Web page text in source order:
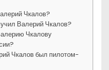
Чкалов?
Валерий Чкалов?
Чкалову
Чкалов был пилотом-